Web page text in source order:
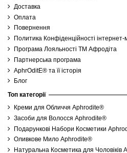
Доставка
Оплата
Повернення
Политика Конфіденційності
Програма Лояльності ТМ Афродіта
Партнерська програма
AphrOditE® та її історія
Блог
Топ категорії
Креми для Обличчя Aphrodite®
Засоби для Волосся Aphrodite®
Подарункові Набори Косметики
Оливкове Мило Aphrodite®
Натуральна Косметика для Чоловіків